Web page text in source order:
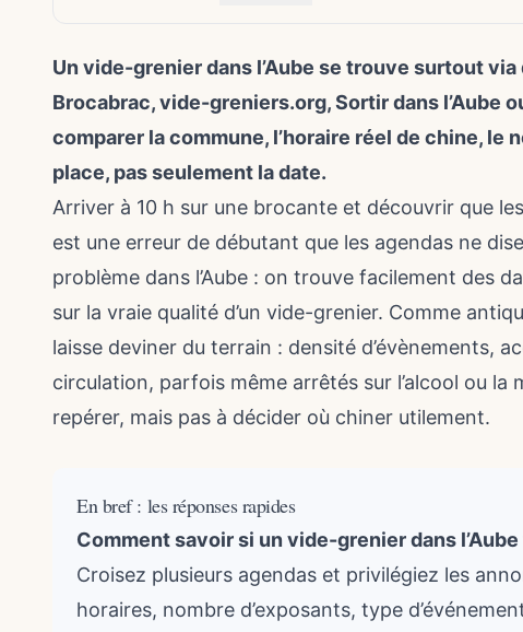
Un vide-grenier dans l’Aube se trouve surtout
Brocabrac, vide-greniers.org, Sortir dans l’Aube
comparer la commune, l’horaire réel de chine, le
place, pas seulement la date.
Arriver à 10 h sur une brocante et découvrir que
est une erreur de débutant que les agendas ne
problème dans l’Aube : on trouve facilement des
sur la vraie qualité d’un vide-grenier. Comme
laisse deviner du terrain : densité d’évènements,
circulation, parfois même arrêtés sur l’alcool ou la
repérer, mais pas à décider où chiner utilement.
En bref : les réponses rapides
Comment savoir si un vide-grenier dans
Croisez plusieurs agendas et privilégiez les
horaires, nombre d’exposants, type